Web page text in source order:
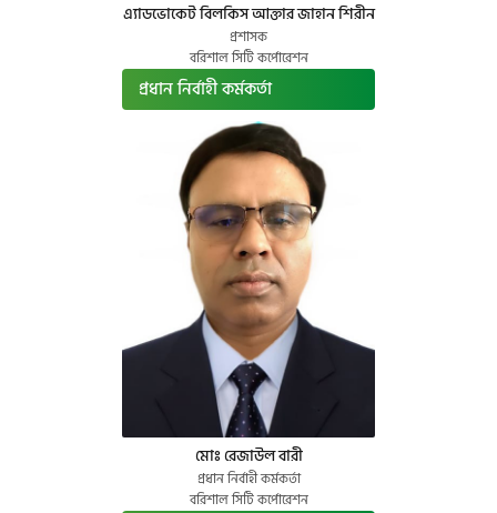
এ্যাডভোকেট বিলকিস আক্তার জাহান শিরীন
প্রশাসক
বরিশাল সিটি কর্পোরেশন
প্রধান নির্বাহী কর্মকর্তা
মোঃ রেজাউল বারী
প্রধান নির্বাহী কর্মকর্তা
বরিশাল সিটি কর্পোরেশন